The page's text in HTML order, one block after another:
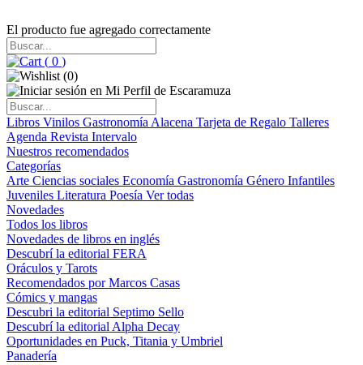
El producto fue agregado correctamente
( 0 )
(0)
Libros Vinilos Gastronomía Alacena Tarjeta de Regalo Talleres
Agenda Revista Intervalo
Nuestros recomendados
Categorías
Arte Ciencias sociales Economía Gastronomía Género Infantiles
Juveniles Literatura Poesía Ver todas
Novedades
Todos los libros
Novedades de libros en inglés
Descubrí la editorial FERA
Oráculos y Tarots
Recomendados por Marcos Casas
Cómics y mangas
Descubri la editorial Septimo Sello
Descubrí la editorial Alpha Decay
Oportunidades en Puck, Titania y Umbriel
Panadería